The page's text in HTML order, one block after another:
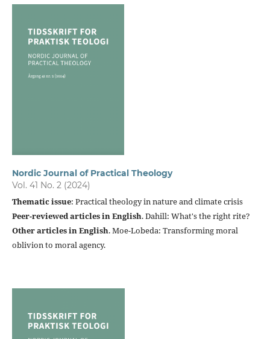
Nordic Journal of Practical Theology
Vol. 41 No. 2 (2024)
Thematic issue: Practical theology in nature and climate crisis
Peer-reviewed articles in English. Dahill: What's the right rite?
Other articles inEnglish. Moe-Lobeda: Transforming moral
oblivion to moral agency.